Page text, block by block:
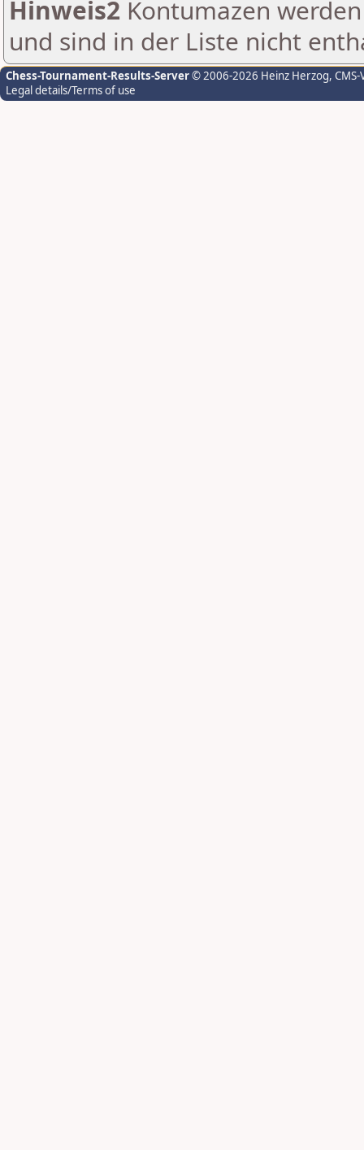
Hinweis2 Kontumazen
und sind in der Liste nicht
Chess-Tournament-Results-Server© 2006-2026 Heinz Herzog,
Legal details/Terms of use